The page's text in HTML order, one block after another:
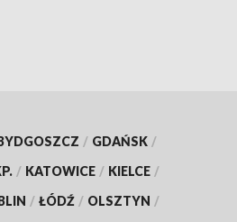
/ GDAŃSK /
/ KATOWICE / KIELCE /
/ ŁÓDŹ / OLSZTYN /